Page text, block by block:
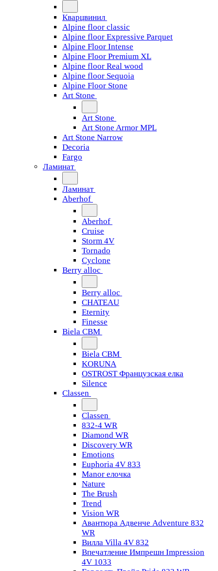
Кварцвинил
Alpine floor classic
Alpine floor Expressive Parquet
Alpine Floor Intense
Alpine Floor Premium XL
Alpine floor Real wood
Alpine floor Sequoia
Alpine Floor Stone
Art Stone
Art Stone
Art Stone Armor MPL
Art Stone Narrow
Decoria
Fargo
Ламинат
Ламинат
Aberhof
Aberhof
Cruise
Storm 4V
Tornado
Сyclone
Berry alloc
Berry alloc
CHATEAU
Eternity
Finesse
Biela CBM
Biela CBM
KORUNA
OSTROST Французская елка
Silence
Classen
Classen
832-4 WR
Diamond WR
Discovery WR
Emotions
Euphoria 4V 833
Manor елочка
Nature
The Brush
Trend
Vision WR
Авантюра Адвенче Adventure 832
WR
Вилла Villa 4V 832
Впечатление Импрешн Impression
4V 1033